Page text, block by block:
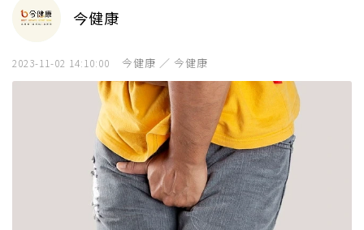
今健康
2023-11-02 14:10:00 今健康 ／ 今健康